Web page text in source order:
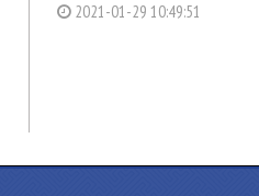
2021-01-29 10:49:51